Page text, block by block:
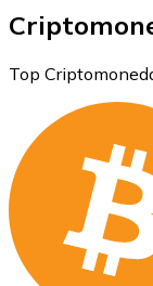
Top